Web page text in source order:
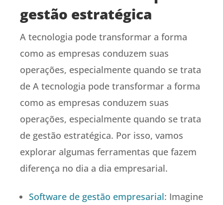
gestão estratégica
A tecnologia pode transformar a forma
como as empresas conduzem suas
operações, especialmente quando se trata
de A tecnologia pode transformar a forma
como as empresas conduzem suas
operações, especialmente quando se trata
de gestão estratégica. Por isso, vamos
explorar algumas ferramentas que fazem
diferença no dia a dia empresarial.
Software de gestão empresarial: Imagine